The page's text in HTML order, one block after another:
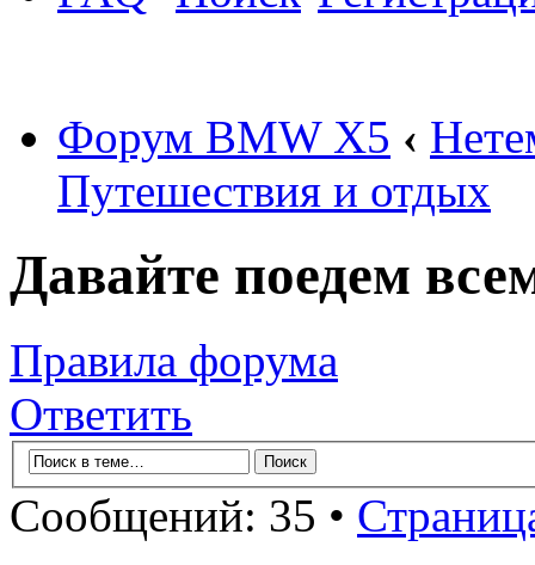
Форум BMW X5 ‹
Путешествия и отдых
Давайте поедем
Правила форума
Ответить
Сообщений: 35 •